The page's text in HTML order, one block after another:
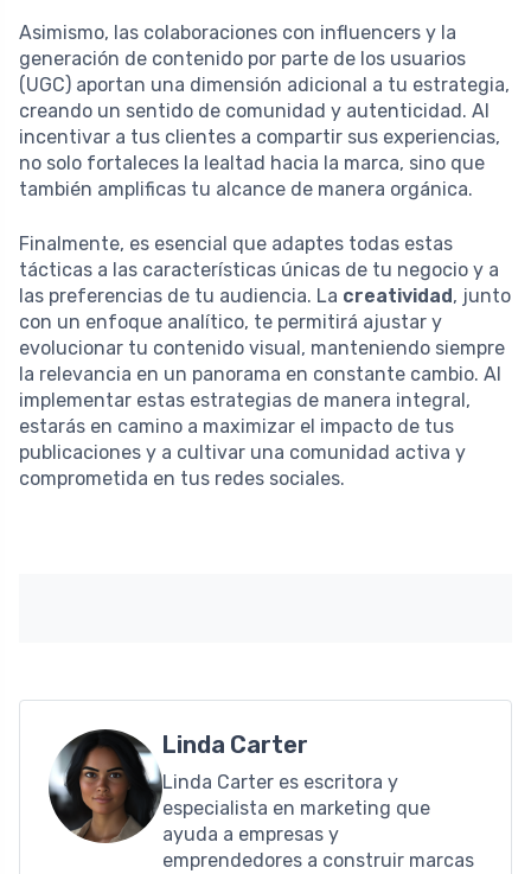
Asimismo, las colaboraciones con influencers y la
generación de contenido por parte de los usuarios
(UGC) aportan una dimensión adicional a tu estrategia,
creando un sentido de comunidad y autenticidad. Al
incentivar a tus clientes a compartir sus experiencias,
no solo fortaleces la lealtad hacia la marca, sino que
también amplificas tu alcance de manera orgánica.
Finalmente, es esencial que adaptes todas estas
tácticas a las características únicas de tu negocio y a
las preferencias de tu audiencia. La creatividad , junto
con un enfoque analítico, te permitirá ajustar y
evolucionar tu contenido visual, manteniendo siempre
la relevancia en un panorama en constante cambio. Al
implementar estas estrategias de manera integral,
estarás en camino a maximizar el impacto de tus
publicaciones y a cultivar una comunidad activa y
comprometida en tus redes sociales.
Linda Carter
Linda Carter es escritora y
especialista en marketing que
ayuda a empresas y
emprendedores a construir marcas